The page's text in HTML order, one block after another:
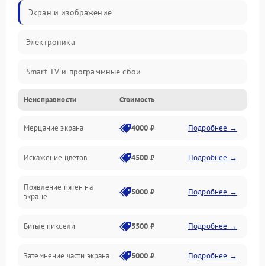
Экран и изображение
Электроника
Smart TV и программные сбои
Питание и запуск
Подсветка и LED-модули
Звук и аудиосистема
Сигнал и приём каналов
Механические повреждения
Неисправности Стоимость
Мерцание экрана 4000 ₽ Подробнее →
Искажение цветов 4500 ₽ Подробнее →
Появление пятен на
экране
5000 ₽ Подробнее →
Битые пиксели 5500 ₽ Подробнее →
Затемнение части экрана 5000 ₽ Подробнее →